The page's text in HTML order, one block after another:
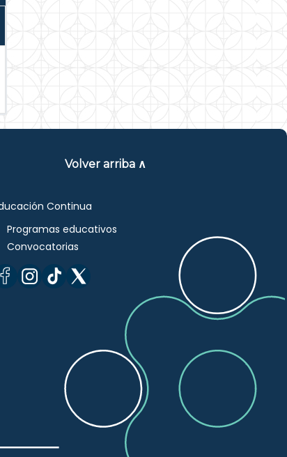
Volver arriba ∧
Continua
Programas educativos
Convocatorias